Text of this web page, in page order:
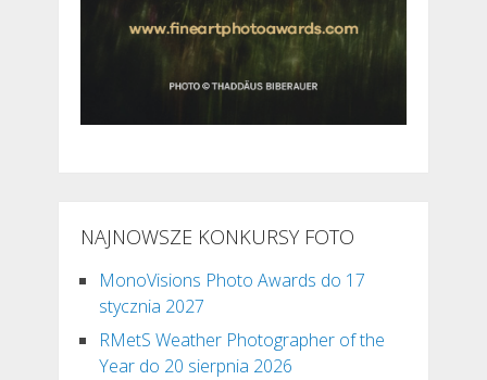
NAJNOWSZE KONKURSY FOTO
MonoVisions Photo Awards do 17
stycznia 2027
RMetS Weather Photographer of the
Year do 20 sierpnia 2026